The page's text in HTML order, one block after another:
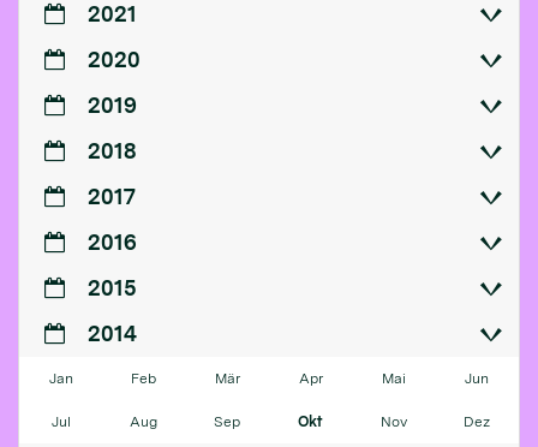
2021
2020
2019
2018
2017
2016
2015
2014
Jan Feb Mär Apr Mai Jun
Jul Aug Sep Okt Nov Dez